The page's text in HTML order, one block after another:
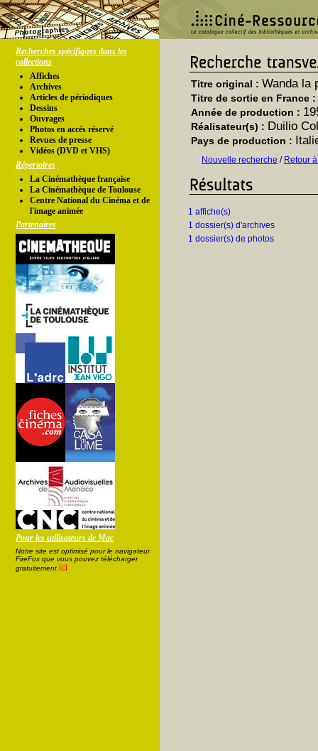
Recherches spécifiques dans les
collections
Affiches
Archives
Articles de périodiques
Dessins
Ouvrages
Photos en accés réservé
Revues de presse
Vidéos (DVD et VHS)
Répertoires
La Cinémathèque française
La Cinémathèque de Toulouse
Centre National du Cinéma et de
l'image animée
Partenaires
Pour les utilisateurs de Mac
Notre site est optimisé pour le navigateur
FireFox que vous pouvez télécharger
gratuitement ici
Titre original : Wanda la
Titre de sortie en France :
Année de production :
Réalisateur(s) : Duilio
Pays de production :
Nouvelle recherche / Retour
1 affiche(s)
1 dossier(s) d'archives
1 dossier(s) de photos